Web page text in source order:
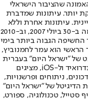
שהציבור הישראלי
יותר. עיתונות שמדברת
עיתונות אחרת וללא
תשלום. המהדורה המודפסת הראשונה פורסמה ב-30 ביולי 2007, וב-2010
החשיפה הגבוה ביותר בימי
הראשי הוא עמר לחמנוביץ,
של "ישראל היום" בעברית
ובאנגלית, כמו כן היישומונים (אפליקציות) לאנדרואיד ול-iOS, מציגים
ניתוחים ופרשנויות,
הדיגיטל של "ישראל היום"
סטייל, טכנולוגיה, ספורט,